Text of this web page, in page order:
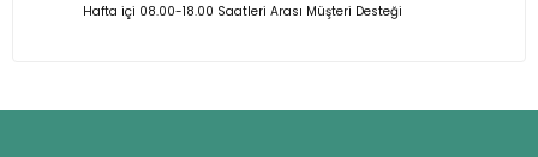
Hafta içi 08.00-18.00 Saatleri Arası Müşteri Desteği